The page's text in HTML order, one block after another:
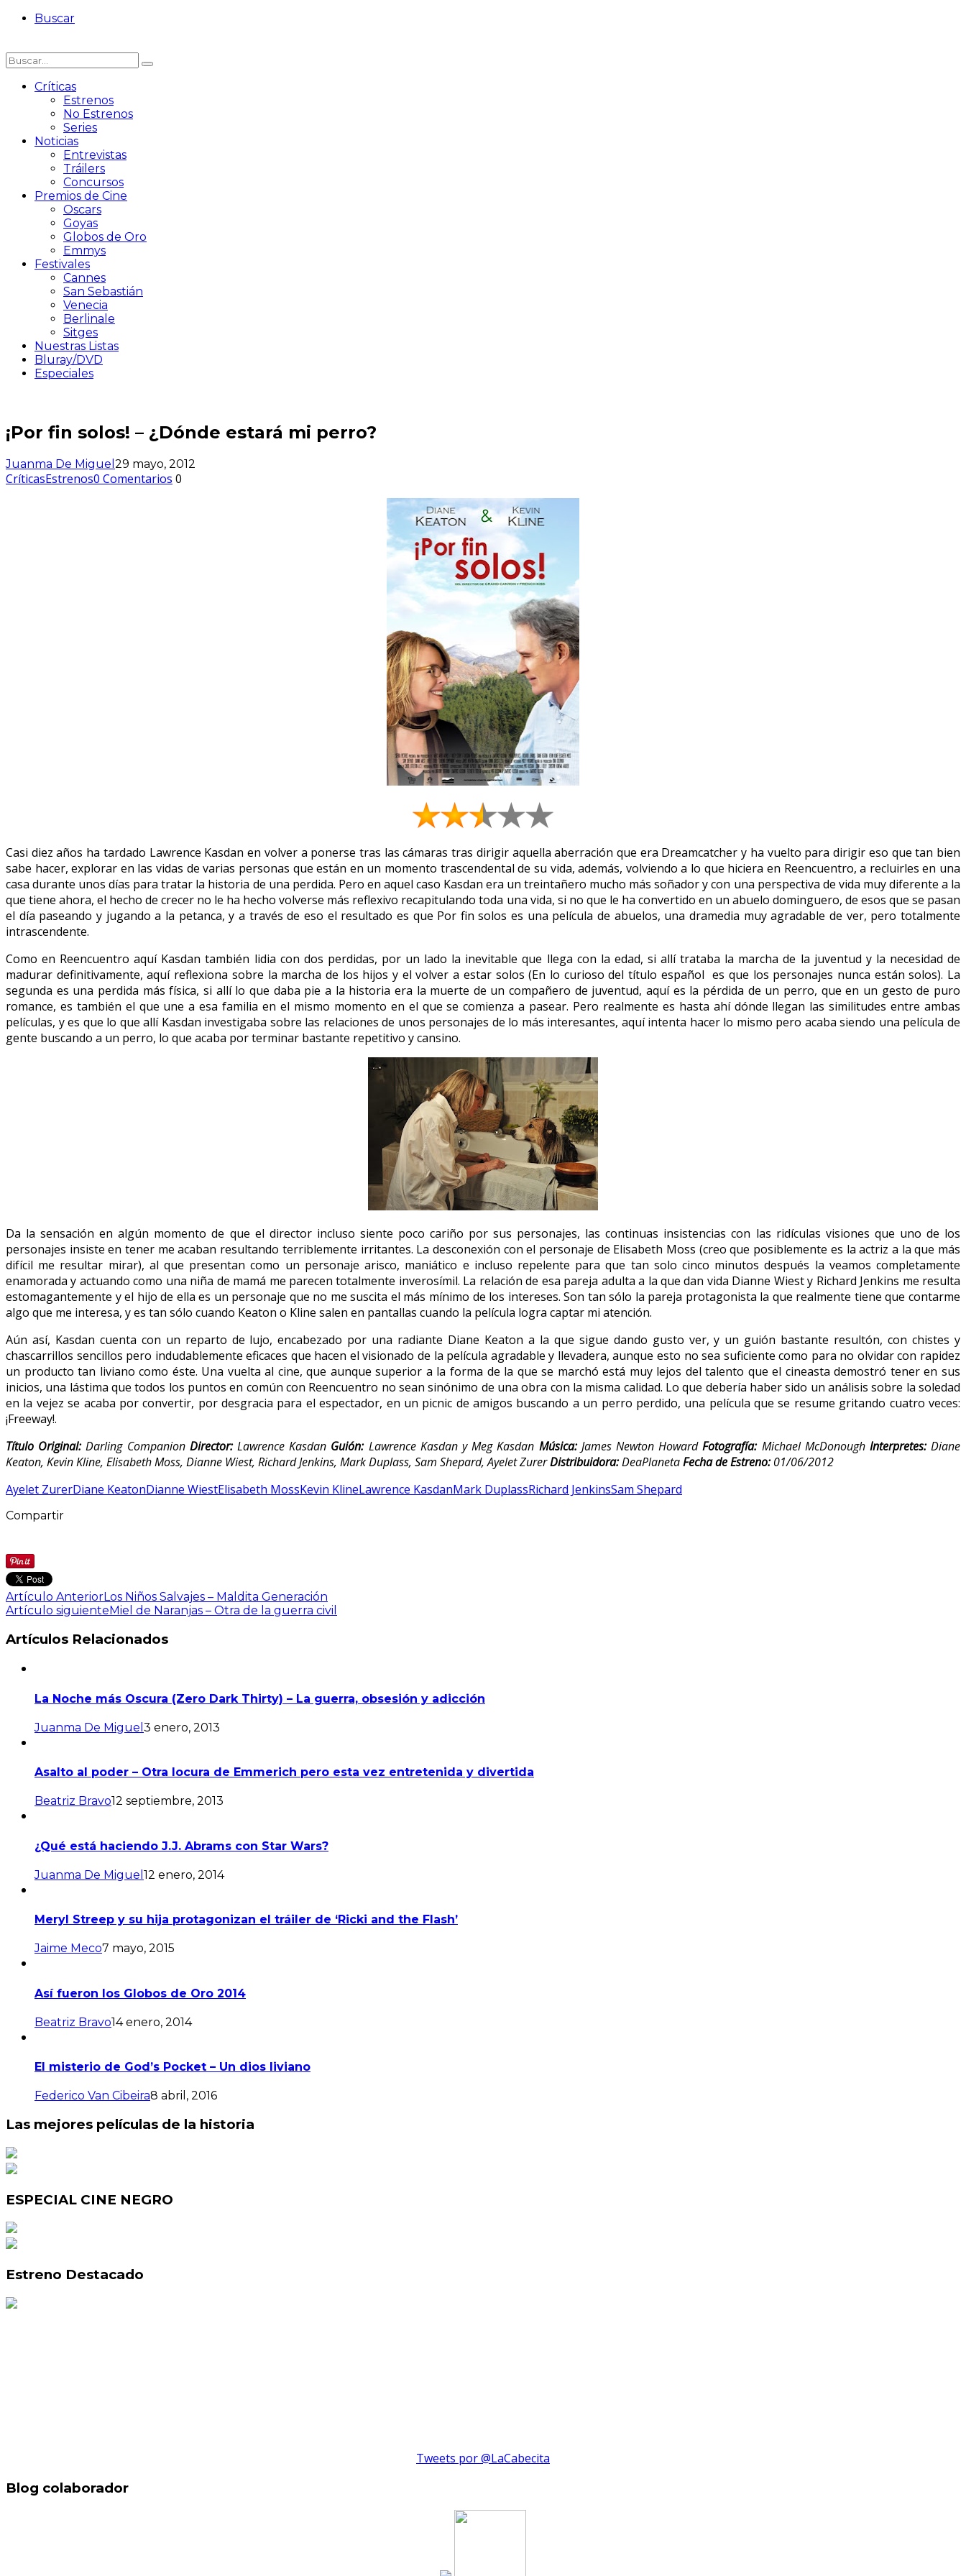
Buscar
Críticas
Estrenos
No Estrenos
Series
Noticias
Entrevistas
Tráilers
Concursos
Premios de Cine
Oscars
Goyas
Globos de Oro
Emmys
Festivales
Cannes
San Sebastián
Venecia
Berlinale
Sitges
Nuestras Listas
Bluray/DVD
Especiales
¡Por fin solos! – ¿Dónde estará mi perro?
Juanma De Miguel 29 mayo, 2012
CríticasEstrenos0 Comentarios 0
Casi diez años ha tardado Lawrence Kasdan en volver a ponerse tras las cámaras tras dirigir aquella aberración que era Dreamcatcher y ha vuelto para dirigir eso que tan bien
sabe hacer, explorar en las vidas de varias personas que están en un momento trascendental de su vida, además, volviendo a lo que hiciera en Reencuentro, a recluirles en una
casa durante unos días para tratar la historia de una perdida. Pero en aquel caso Kasdan era un treintañero mucho más soñador y con una perspectiva de vida muy diferente a la
que tiene ahora, el hecho de crecer no le ha hecho volverse más reflexivo recapitulando toda una vida, si no que le ha convertido en un abuelo dominguero, de esos que se pasan
el día paseando y jugando a la petanca, y a través de eso el resultado es que Por fin solos es una película de abuelos, una dramedia muy agradable de ver, pero totalmente
intrascendente.
Como en Reencuentro aquí Kasdan también lidia con dos perdidas, por un lado la inevitable que llega con la edad, si allí trataba la marcha de la juventud y la necesidad de
madurar definitivamente, aquí reflexiona sobre la marcha de los hijos y el volver a estar solos (En lo curioso del título español es que los personajes nunca están solos). La
segunda es una perdida más física, si allí lo que daba pie a la historia era la muerte de un compañero de juventud, aquí es la pérdida de un perro, que en un gesto de puro
romance, es también el que une a esa familia en el mismo momento en el que se comienza a pasear. Pero realmente es hasta ahí dónde llegan las similitudes entre ambas
películas, y es que lo que allí Kasdan investigaba sobre las relaciones de unos personajes de lo más interesantes, aquí intenta hacer lo mismo pero acaba siendo una película de
gente buscando a un perro, lo que acaba por terminar bastante repetitivo y cansino.
Da la sensación en algún momento de que el director incluso siente poco cariño por sus personajes, las continuas insistencias con las ridículas visiones que uno de los
personajes insiste en tener me acaban resultando terriblemente irritantes. La desconexión con el personaje de Elisabeth Moss (creo que posiblemente es la actriz a la que más
difícil me resultar mirar), al que presentan como un personaje arisco, maniático e incluso repelente para que tan solo cinco minutos después la veamos completamente
enamorada y actuando como una niña de mamá me parecen totalmente inverosímil. La relación de esa pareja adulta a la que dan vida Dianne Wiest y Richard Jenkins me resulta
estomagantemente y el hijo de ella es un personaje que no me suscita el más mínimo de los intereses. Son tan sólo la pareja protagonista la que realmente tiene que contarme
algo que me interesa, y es tan sólo cuando Keaton o Kline salen en pantallas cuando la película logra captar mi atención.
Aún así, Kasdan cuenta con un reparto de lujo, encabezado por una radiante Diane Keaton a la que sigue dando gusto ver, y un guión bastante resultón, con chistes y
chascarrillos sencillos pero indudablemente eficaces que hacen el visionado de la película agradable y llevadera, aunque esto no sea suficiente como para no olvidar con rapidez
un producto tan liviano como éste. Una vuelta al cine, que aunque superior a la forma de la que se marchó está muy lejos del talento que el cineasta demostró tener en sus
inicios, una lástima que todos los puntos en común con Reencuentro no sean sinónimo de una obra con la misma calidad. Lo que debería haber sido un análisis sobre la soledad
en la vejez se acaba por convertir, por desgracia para el espectador, en un picnic de amigos buscando a un perro perdido, una película que se resume gritando cuatro veces:
¡Freeway!.
Título Original:Darling Companion Director: Lawrence Kasdan Guión: Lawrence Kasdan y Meg Kasdan Música:James Newton HowardFotografía: Michael McDonoughInterpretes:Diane
Keaton, Kevin Kline, Elisabeth Moss, Dianne Wiest, Richard Jenkins, Mark Duplass, Sam Shepard, Ayelet ZurerDistribuidora:DeaPlanetaFecha de Estreno:01/06/2012
Ayelet ZurerDiane KeatonDianne WiestElisabeth MossKevin KlineLawrence KasdanMark DuplassRichard JenkinsSam Shepard
Compartir
Artículo AnteriorLos Niños Salvajes – Maldita Generación
Artículo siguienteMiel de Naranjas – Otra de la guerra civil
Artículos Relacionados
La Noche más Oscura (Zero Dark Thirty) – La guerra, obsesión y adicción
Juanma De Miguel 3 enero, 2013
Asalto al poder – Otra locura de Emmerich pero esta vez entretenida y divertida
Beatriz Bravo12 septiembre, 2013
¿Qué está haciendo J.J. Abrams con Star Wars?
Juanma De Miguel 12 enero, 2014
Meryl Streep y su hija protagonizan el tráiler de ‘Ricki and the Flash’
Jaime Meco7 mayo, 2015
Así fueron los Globos de Oro 2014
Beatriz Bravo14 enero, 2014
El misterio de God’s Pocket – Un dios liviano
Federico Van Cibeira8 abril, 2016
Las mejores películas de la historia
ESPECIAL CINE NEGRO
Estreno Destacado
Tweets por @LaCabecita
Blog colaborador